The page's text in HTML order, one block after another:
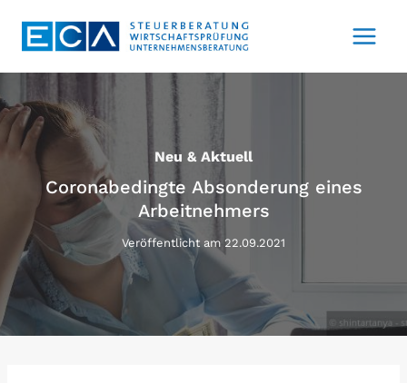
Inhalt
Neu & Aktuell
Coronabedingte Absonderung eines
Arbeitnehmers
Veröffentlicht am 22.09.2021